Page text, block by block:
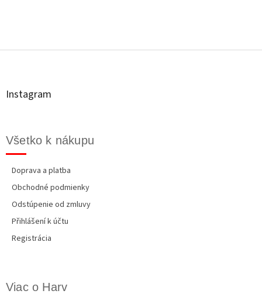
á
Instagram
Všetko k nákupu
Doprava a platba
Obchodné podmienky
Odstúpenie od zmluvy
Přihlášení k účtu
Registrácia
Viac o Harv